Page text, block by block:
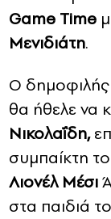
Game Time
Μενιδιάτη.
Ο δημοφιλής
θα ήθελε να
Νικολαΐδη,
συμπαίκτη
Λιονέλ Μέσι
στα παιδιά